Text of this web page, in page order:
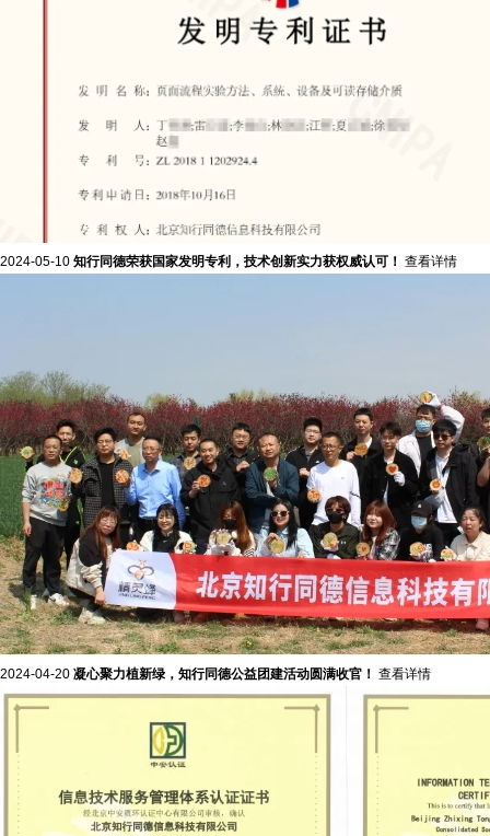
2024-05-10 知行同德荣获国家发明专利，技术创新实力获权威认可！ 查看详情
2024-04-20 凝心聚力植新绿，知行同德公益团建活动圆满收官！ 查看详情